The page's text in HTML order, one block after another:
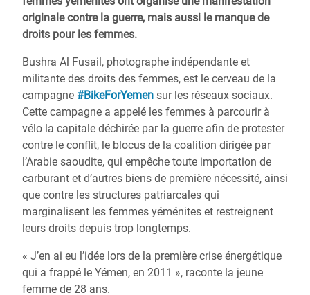
originale contre la guerre, mais aussi le manque de
droits pour les femmes.
Bushra Al Fusail, photographe indépendante et
militante des droits des femmes, est le cerveau de la
campagne #BikeForYemen sur les réseaux sociaux.
Cette campagne a appelé les femmes à parcourir à
vélo la capitale déchirée par la guerre afin de protester
contre le conflit, le blocus de la coalition dirigée par
l’Arabie saoudite, qui empêche toute importation de
carburant et d’autres biens de première nécessité, ainsi
que contre les structures patriarcales qui
marginalisent les femmes yéménites et restreignent
leurs droits depuis trop longtemps.
« J’en ai eu l’idée lors de la première crise énergétique
qui a frappé le Yémen, en 2011 », raconte la jeune
femme de 28 ans.